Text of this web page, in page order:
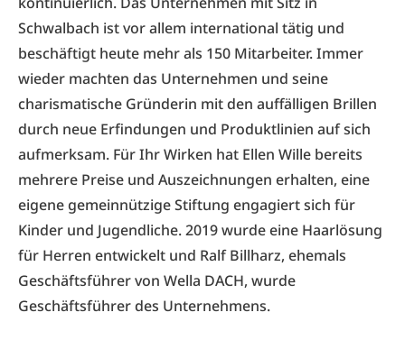
Schwalbach ist vor allem international tätig und
beschäftigt heute mehr als 150 Mitarbeiter. Immer
wieder machten das Unternehmen und seine
charismatische Gründerin mit den auffälligen Brillen
durch neue Erfindungen und Produktlinien auf sich
aufmerksam. Für Ihr Wirken hat Ellen Wille bereits
mehrere Preise und Auszeichnungen erhalten, eine
eigene gemeinnützige Stiftung engagiert sich für
Kinder und Jugendliche. 2019 wurde eine Haarlösung
für Herren entwickelt und Ralf Billharz, ehemals
Geschäftsführer von Wella DACH, wurde
Geschäftsführer des Unternehmens.